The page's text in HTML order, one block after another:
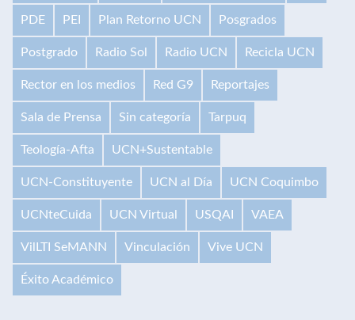
PDE PEI Plan Retorno UCN Posgrados
Postgrado Radio Sol Radio UCN Recicla UCN
Rector en los medios Red G9 Reportajes
Sala de Prensa Sin categoría Tarpuq
Teología-Afta UCN+Sustentable
UCN-Constituyente UCN al Día UCN Coquimbo
UCNteCuida UCN Virtual USQAI VAEA
VilLTI SeMANN Vinculación Vive UCN
Éxito Académico